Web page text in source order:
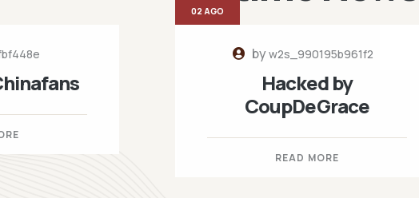
byw2s_990195b961f2
Hacked by
CoupDeGrace
READ MORE
02 AGO